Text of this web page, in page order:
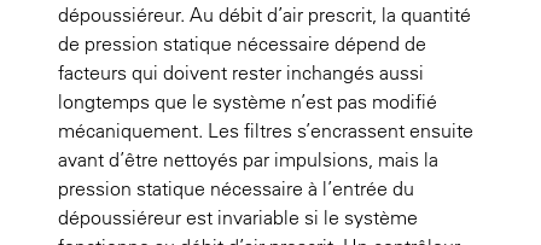
dépoussiéreur. Au débit d’air prescrit, la quantité
de pression statique nécessaire dépend de
facteurs qui doivent rester inchangés aussi
longtemps que le système n’est pas modifié
mécaniquement. Les filtres s’encrassent ensuite
avant d’être nettoyés par impulsions, mais la
pression statique nécessaire à l’entrée du
dépoussiéreur est invariable si le système